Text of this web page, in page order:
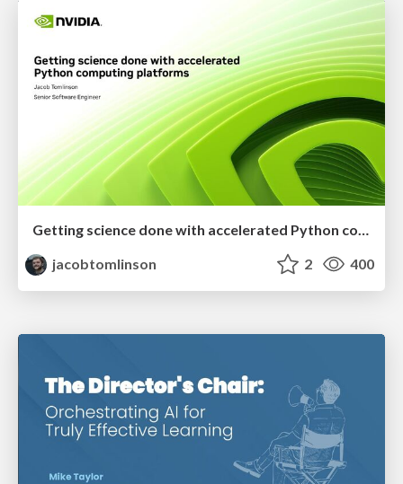
Getting science done with accelerated Python computing platforms
jacobtomlinson
2 400